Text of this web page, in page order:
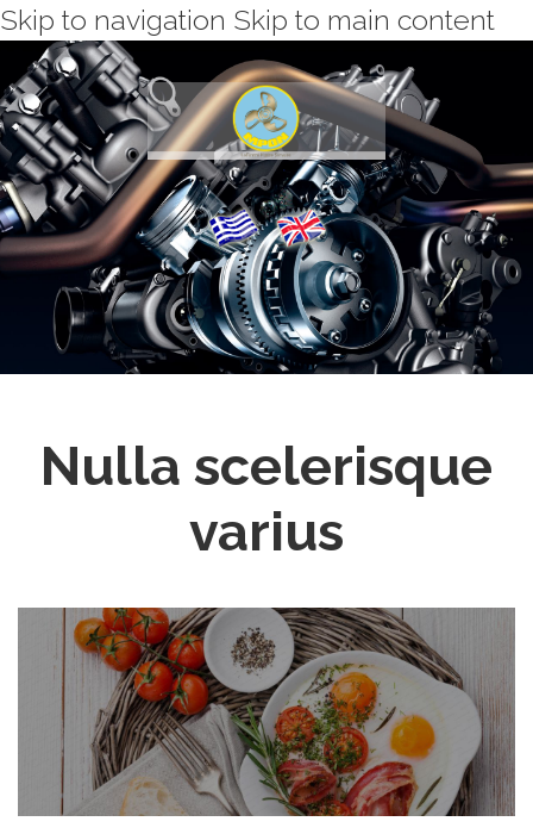
Skip to navigation Skip to main content
Nulla scelerisque
varius